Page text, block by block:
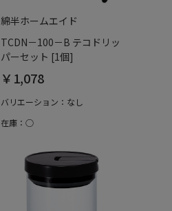
綿半ホームエイド
TCDN－100－B テコドリッ
パーセット [1個]
￥1,078
バリエーション：なし
在庫：○